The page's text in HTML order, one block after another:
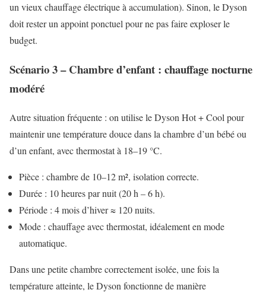
un vieux chauffage électrique à accumulation). Sinon, le Dyson
doit rester un appoint ponctuel pour ne pas faire exploser le
budget.
Scénario 3 – Chambre d’enfant : chauffage nocturne
modéré
Autre situation fréquente : on utilise le Dyson Hot + Cool pour
maintenir une température douce dans la chambre d’un bébé ou
d’un enfant, avec thermostat à 18–19 °C.
Pièce : chambre de 10–12 m², isolation correcte.
Durée : 10 heures par nuit (20 h – 6 h).
Période : 4 mois d’hiver ≈ 120 nuits.
Mode : chauffage avec thermostat, idéalement en mode
automatique.
Dans une petite chambre correctement isolée, une fois la
température atteinte, le Dyson fonctionne de manière